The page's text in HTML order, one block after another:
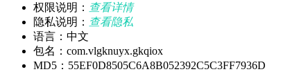
权限说明： 查看详情
隐私说明： 查看隐私
语言：中文
包名：com.vlgknuyx.gkqiox
MD5：55EF0D8505C6A8B052392C5C3FF7936D